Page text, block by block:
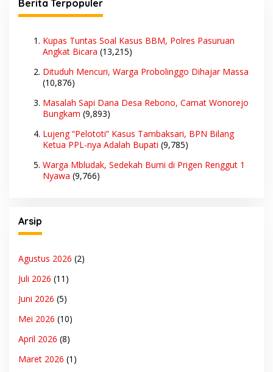
Berita Terpopuler
Kupas Tuntas Soal Kasus BBM, Polres Pasuruan
Angkat Bicara (13,215)
Dituduh Mencuri, Warga Probolinggo Dihajar Massa
(10,876)
Masalah Sapi Dana Desa Rebono, Camat Wonorejo
Bungkam (9,893)
Lujeng “Pelototi” Kasus Tambaksari, BPN Bilang
Ketua PPL-nya Adalah Bupati (9,785)
Warga Mbludak, Sedekah Bumi di Prigen Renggut 1
Nyawa (9,766)
Arsip
Agustus 2026 (2)
Juli 2026 (11)
Juni 2026 (5)
Mei 2026 (10)
April 2026 (8)
Maret 2026 (1)